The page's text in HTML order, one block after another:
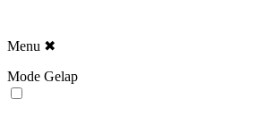
Menu ✖
Mode Gelap